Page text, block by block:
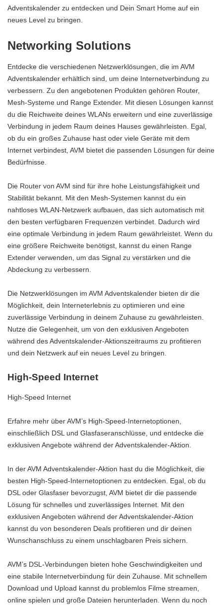
Adventskalender zu entdecken und Dein Smart Home auf ein
neues Level zu bringen.
Networking Solutions
Entdecke die verschiedenen Netzwerklösungen, die im AVM
Adventskalender erhältlich sind, um deine Internetverbindung zu
verbessern. Zu den angebotenen Produkten gehören Router,
Mesh-Systeme und Range Extender. Mit diesen Lösungen kannst
du die Reichweite deines WLANs erweitern und eine zuverlässige
Verbindung in jedem Raum deines Hauses gewährleisten. Egal,
ob du ein großes Zuhause hast oder viele Geräte mit dem
Internet verbindest, AVM bietet die passenden Lösungen für deine
Bedürfnisse.
Die Router von AVM sind für ihre hohe Leistungsfähigkeit und
Stabilität bekannt. Mit den Mesh-Systemen kannst du ein
nahtloses WLAN-Netzwerk aufbauen, das sich automatisch mit
den besten verfügbaren Frequenzen verbindet. Dadurch wird
eine optimale Verbindung in jedem Raum gewährleistet. Wenn du
eine größere Reichweite benötigst, kannst du einen Range
Extender verwenden, um das Signal zu verstärken und die
Abdeckung zu verbessern.
Die Netzwerklösungen im AVM Adventskalender bieten dir die
Möglichkeit, dein Interneterlebnis zu optimieren und eine
zuverlässige Verbindung in deinem Zuhause zu gewährleisten.
Nutze die Gelegenheit, um von den exklusiven Angeboten
während des Adventskalender-Aktionszeitraums zu profitieren
und dein Netzwerk auf ein neues Level zu bringen.
High-Speed Internet
High-Speed Internet
Erfahre mehr über AVM’s High-Speed-Internetoptionen,
einschließlich DSL und Glasfaseranschlüsse, und entdecke die
exklusiven Angebote während der Adventskalender-Aktion.
In der AVM Adventskalender-Aktion hast du die Möglichkeit, die
besten High-Speed-Internetoptionen zu entdecken. Egal, ob du
DSL oder Glasfaser bevorzugst, AVM bietet dir die passende
Lösung für schnelles und zuverlässiges Internet. Mit den
exklusiven Angeboten während der Adventskalender-Aktion
kannst du von besonderen Deals profitieren und dir deinen
Wunschanschluss zu einem unschlagbaren Preis sichern.
AVM’s DSL-Verbindungen bieten hohe Geschwindigkeiten und
eine stabile Internetverbindung für dein Zuhause. Mit schnellem
Download und Upload kannst du problemlos Filme streamen,
online spielen und große Dateien herunterladen. Wenn du noch